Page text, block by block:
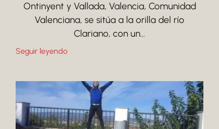
Ontinyent y Vallada, Valencia, Comunidad
Valenciana, se sitúa a la orilla del río
Clariano, con un…
Seguir leyendo